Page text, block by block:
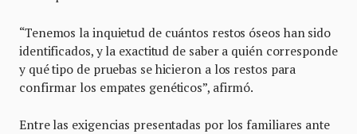
“Tenemos la inquietud de cuántos restos óseos han sido
identificados, y la exactitud de saber a quién corresponde
y qué tipo de pruebas se hicieron a los restos para
confirmar los empates genéticos”, afirmó.
Entre las exigencias presentadas por los familiares ante